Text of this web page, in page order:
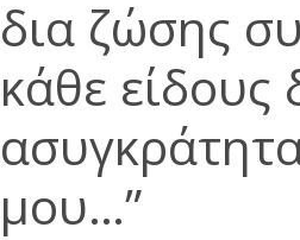
δια ζώσης
κάθε
μου…”